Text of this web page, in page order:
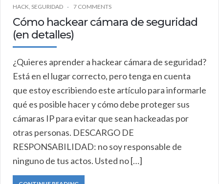
HACK, SEGURIDAD 7 COMMENTS
Cómo hackear cámara de seguridad
(en detalles)
¿Quieres aprender a hackear cámara de seguridad?
Está en el lugar correcto, pero tenga en cuenta
que estoy escribiendo este artículo para informarle
qué es posible hacer y cómo debe proteger sus
cámaras IP para evitar que sean hackeadas por
otras personas. DESCARGO DE
RESPONSABILIDAD: no soy responsable de
ninguno de tus actos. Usted no […]